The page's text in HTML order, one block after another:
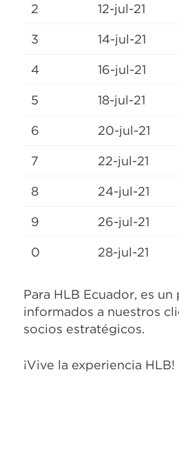
2 12-jul-21
3 14-jul-21
4 16-jul-21
5 18-jul-21
6 20-jul-21
7 22-jul-21
8 24-jul-21
9 26-jul-21
0 28-jul-21
Para HLB Ecuador, es
informados a nuestros
socios estratégicos.
¡Vive la experiencia HLB!